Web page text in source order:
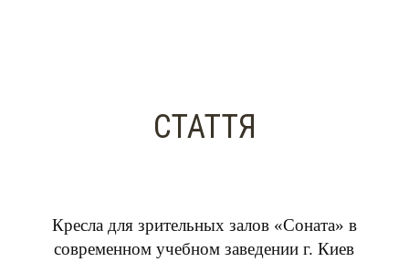
СТАТТЯ
Кресла для зрительных залов «Соната» в
современном учебном заведении г. Киев